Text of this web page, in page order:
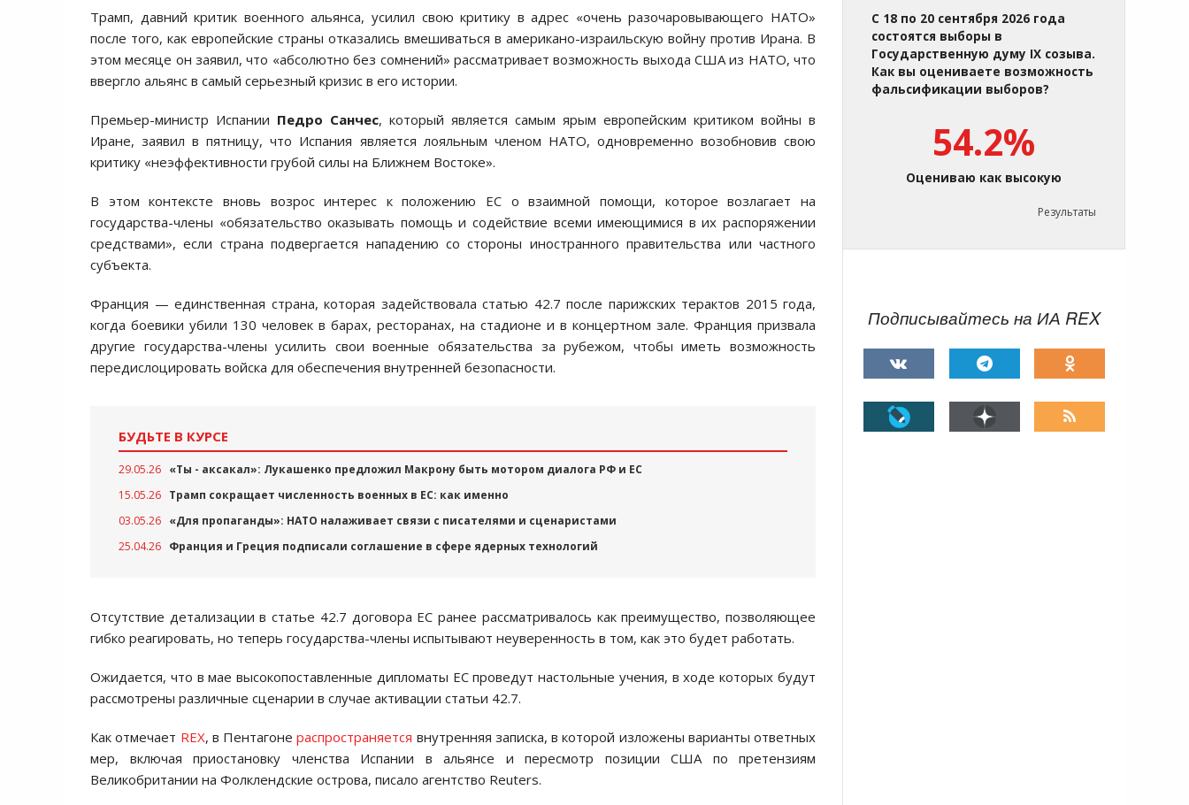
Трамп, давний критик военного альянса, усилил свою критику в адрес «очень разочаровывающего НАТО»
после того, как европейские страны отказались вмешиваться в американо-израильскую войну против Ирана. В
этом месяце он заявил, что «абсолютно без сомнений» рассматривает возможность выхода США из НАТО, что
ввергло альянс в самый серьезный кризис в его истории.
Премьер-министр Испании Педро Санчес, который является самым ярым европейским критиком войны в
Иране, заявил в пятницу, что Испания является лояльным членом НАТО, одновременно возобновив свою
критику «неэффективности грубой силы на Ближнем Востоке».
В этом контексте вновь возрос интерес к положению ЕС о взаимной помощи, которое возлагает на
государства-члены «обязательство оказывать помощь и содействие всеми имеющимися в их распоряжении
средствами», если страна подвергается нападению со стороны иностранного правительства или частного
субъекта.
Франция — единственная страна, которая задействовала статью 42.7 после парижских терактов 2015 года,
когда боевики убили 130 человек в барах, ресторанах, на стадионе и в концертном зале. Франция призвала
другие государства-члены усилить свои военные обязательства за рубежом, чтобы иметь возможность
передислоцировать войска для обеспечения внутренней безопасности.
БУДЬТЕ В КУРСЕ
29.05.26 «Ты - аксакал»: Лукашенко предложил Макрону быть мотором диалога РФ и ЕС
15.05.26 Трамп сокращает численность военных в ЕС: как именно
03.05.26 «Для пропаганды»: НАТО налаживает связи с писателями и сценаристами
25.04.26 Франция и Греция подписали соглашение в сфере ядерных технологий
Отсутствие детализации в статье 42.7 договора ЕС ранее рассматривалось как преимущество, позволяющее
гибко реагировать, но теперь государства-члены испытывают неуверенность в том, как это будет работать.
Ожидается, что в мае высокопоставленные дипломаты ЕС проведут настольные учения, в ходе которых будут
рассмотрены различные сценарии в случае активации статьи 42.7.
Как отмечает REX, в Пентагонераспространяется внутренняя записка, в которой изложены варианты ответных
мер, включая приостановку членства Испании в альянсе и пересмотр позиции США по претензиям
Великобритании на Фолклендские острова, писало агентство Reuters.
С 18 по 20 сентября 2026 года
состоятся выборы в
Государственную думу IX созыва.
Как вы оцениваете возможность
фальсификации выборов?
54.2%
Оцениваю как высокую
Результаты
Подписывайтесь на ИА REX